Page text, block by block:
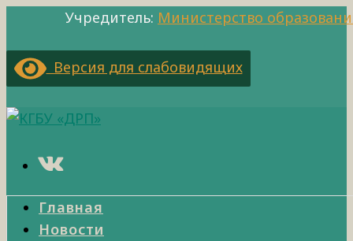
Учредитель: Министерство
Версия для слабовидящих
Главная
Новости